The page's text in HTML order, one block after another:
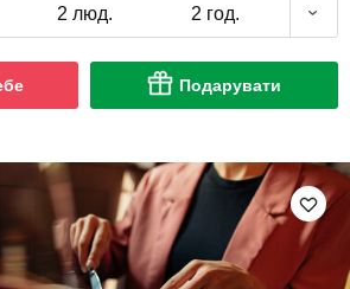
2 люд. 2 год.
Подарувати